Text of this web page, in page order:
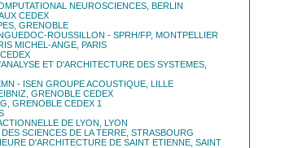
NEUROSCIENCES, BERLIN
CEDEX
GRENOBLE
ROUSSILLON - SPRH/FP, MONTPELLIER
MICHEL-ANGE, PARIS
ET D'ARCHITECTURE DES SYSTEMES,
- ISEN GROUPE ACOUSTIQUE, LILLE
GRENOBLE CEDEX
GRENOBLE CEDEX 1
DE LYON, LYON
SCIENCES DE LA TERRE, STRASBOURG
D'ARCHITECTURE DE SAINT ETIENNE, SAINT